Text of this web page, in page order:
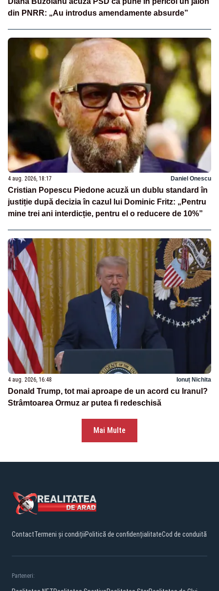
din PNRR: „Au introdus amendamente absurde”
4 aug. 2026, 18:17 Daniel Onescu
Cristian Popescu Piedone acuză un dublu standard în
justiție după decizia în cazul lui Dominic Fritz: „Pentru
mine trei ani interdicție, pentru el o reducere de 10%”
4 aug. 2026, 16:48 Ionuț Nichita
Donald Trump, tot mai aproape de un acord cu Iranul?
Strâmtoarea Ormuz ar putea fi redeschisă
Mai Multe
ContactTermeni și condițiiPolitică de confidențialitateCod de conduită
Parteneri: